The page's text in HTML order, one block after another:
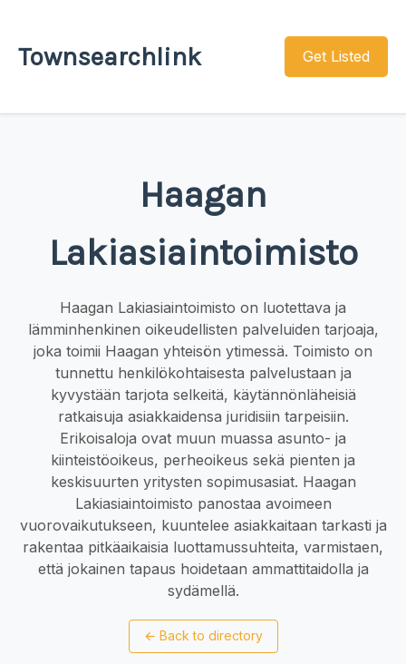
Townsearchlink Get Listed
Haagan
Lakiasiaintoimisto
Haagan Lakiasiaintoimisto on luotettava ja
lämminhenkinen oikeudellisten palveluiden tarjoaja,
joka toimii Haagan yhteisön ytimessä. Toimisto on
tunnettu henkilökohtaisesta palvelustaan ja
kyvystään tarjota selkeitä, käytännönläheisiä
ratkaisuja asiakkaidensa juridisiin tarpeisiin.
Erikoisaloja ovat muun muassa asunto- ja
kiinteistöoikeus, perheoikeus sekä pienten ja
keskisuurten yritysten sopimusasiat. Haagan
Lakiasiaintoimisto panostaa avoimeen
vuorovaikutukseen, kuuntelee asiakkaitaan tarkasti ja
rakentaa pitkäaikaisia luottamussuhteita, varmistaen,
että jokainen tapaus hoidetaan ammattitaidolla ja
sydämellä.
← Back to directory